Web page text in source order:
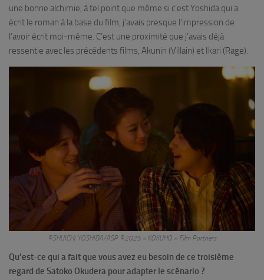
une bonne alchimie, à tel point que même si c’est Yoshida qui a
écrit le roman à la base du film, j’avais presque l’impression de
l’avoir écrit moi-même. C’est une proximité que j’avais déjà
ressentie avec les précédents films, Akunin (Villain) et Ikari (Rage).
©SHUICHI YOSHIDA/ASP ©2025 « KOKUHO » Film Partners
Qu’est-ce qui a fait que vous avez eu besoin de ce troisième
regard de Satoko Okudera pour adapter le scénario ?